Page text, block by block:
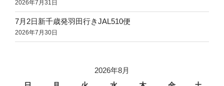
2026年7月31日
7月2日新千歳発羽田行きJAL510便
2026年7月30日
2026年8月